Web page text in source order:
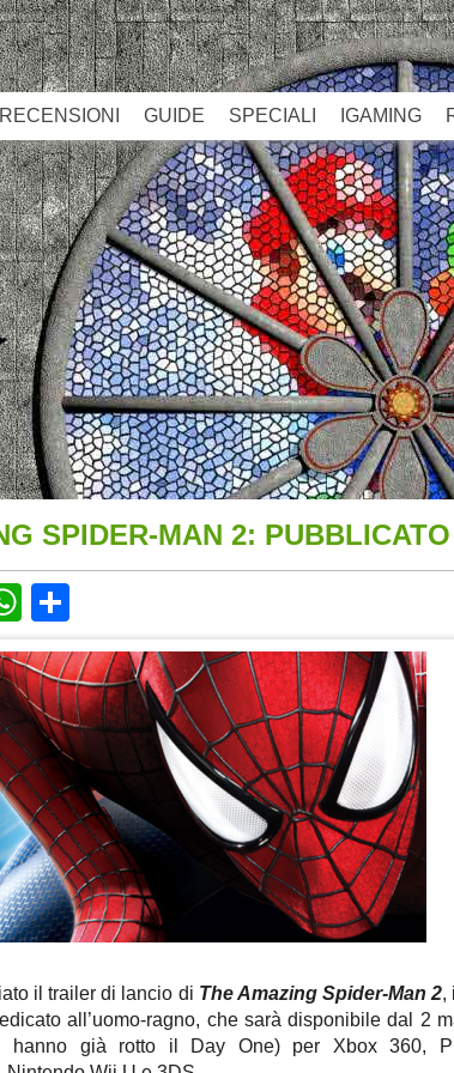
RECENSIONI GUIDE SPECIALI IGAMING
SPIDER-MAN 2:
WhatsApp
il trailer di lancio di The Amazing Spider-Man 2,
all’uomo-ragno, che sarà disponibile dal 2
hanno già rotto il Day One) per Xbox 360,